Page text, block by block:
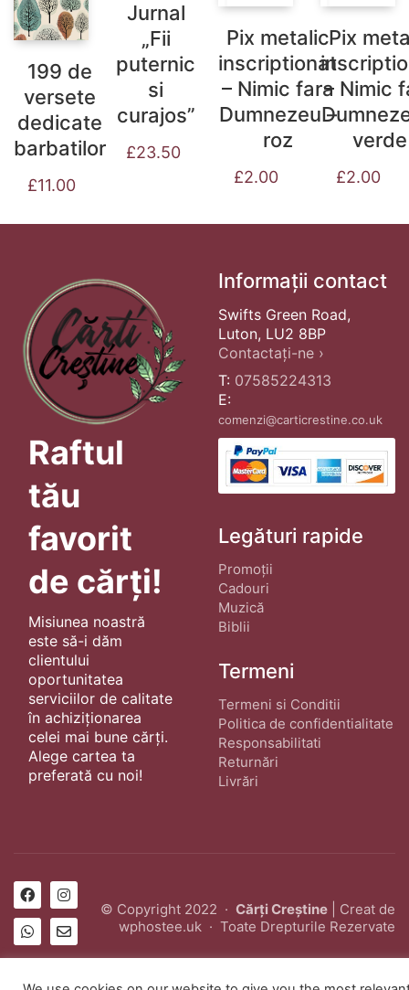
199 de
versete
dedicate
barbatilor
£11.00
Jurnal
„Fii
puternic
si
curajos”
£23.50
Pix metalic
inscriptionat
– Nimic fara
Dumnezeu –
roz
£2.00
Pix
– Nimic
verde
£2.00
Raftul
tău
favorit
de cărți!
Misiunea noastră
este să-i dăm
clientului
oportunitatea
serviciilor de calitate
în achiziționarea
celei mai bune cărți.
Alege cartea ta
preferată cu noi!
Informații contact
Swifts Green Road,
Luton, LU2 8BP
Contactați-ne ›
T: 07585224313
E:
comenzi@carticrestine.co.uk
Legături rapide
Promoții
Cadouri
Muzică
Biblii
Termeni
Termeni si Conditii
Politica de confidentialitate
Responsabilitati
Returnări
Livrări
© Copyright 2022 · Cărți Creștine | Creat de
wphostee.uk · Toate Drepturile Rezervate